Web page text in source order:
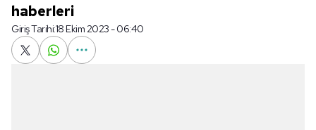
haberleri
Giriş Tarihi:18 Ekim 2023 - 06:40